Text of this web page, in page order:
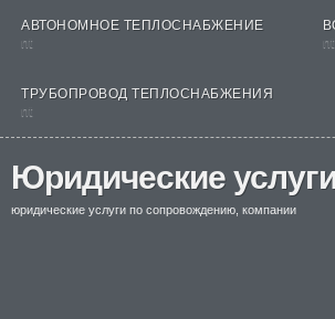
АВТОНОМНОЕ ТЕПЛОСНАБЖЕНИЕ
nt
nt
ТРУБОПРОВОД ТЕПЛОСНАБЖЕНИЯ
nt
Юридические
юридические услуги по сопровождению, компании